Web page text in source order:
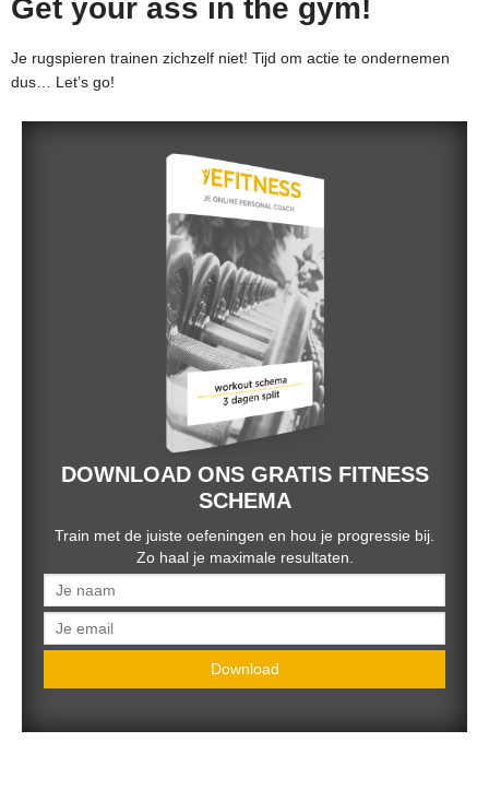
Get your ass in the gym!
Je rugspieren trainen zichzelf niet! Tijd om actie te ondernemen
dus… Let’s go!
DOWNLOAD ONS GRATIS FITNESS
SCHEMA
Train met de juiste oefeningen en hou je progressie bij.
Zo haal je maximale resultaten.
Download